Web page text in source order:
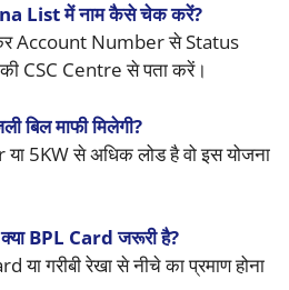
List में नाम कैसे चेक करें?
Account Number से Status
CSC Centre से पता करें।
बिल माफी मिलेगी?
5KW से अधिक लोड है वो इस योजना
BPL Card जरूरी है?
या गरीबी रेखा से नीचे का प्रमाण होना